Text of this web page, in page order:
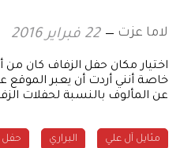
لاما عزت 22 فبراير 2016
اختيار مكان حفل الزفاف كان
خاصة أنني أردت أن يعبر
عن المألوف بالنسبة لحفلات
مثايل آل علي البراري حفل